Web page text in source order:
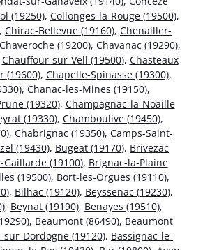
(19250), Collonges-la-Rouge (19500),
, Chirac-Bellevue (19160), Chenailler-
Chaveroche (19200), Chavanac (19290),
Chauffour-sur-Vell (19500), Chasteaux
(19600), Chapelle-Spinasse (19300),
, Chanac-les-Mines (19150),
(19320), Champagnac-la-Noaille
(19330), Chamboulive (19450),
, Chabrignac (19350), Camps-Saint-
(19430), Bugeat (19170), Brivezac
Gaillarde (19100), Brignac-la-Plaine
(19500), Bort-les-Orgues (19110),
, Bilhac (19120), Beyssenac (19230),
, Beynat (19190), Benayes (19510),
, Beaumont (86490), Beaumont
sur-Dordogne (19120), Bassignac-le-